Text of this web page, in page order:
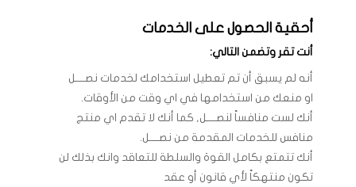
أحقية الحصول على الخدمات
أنت تقر وتضمن التالي:
أنه لم يسبق أن تم تعطيل استخدامك لخدمات نصــــل
او منعك من استخدامها في اي وقت من الأوقات.
أنك لست منافساً لنصــــل, كما أنك لا تقدم اي منتج
منافس للخدمات المقدمة من نصــــل.
أنك تتمتع بكامل القوة والسلطة للتعاقد وانك بذلك لن
تكون منتهكاً لأي قانون أو عقد